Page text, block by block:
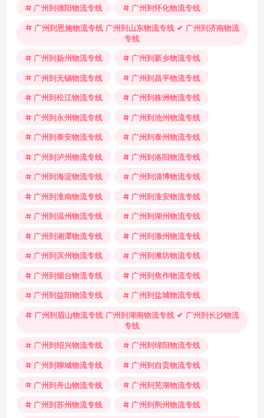
广州到德阳物流专线
广州到怀化物流专线
广州到恩施物流专线 广州到山东物流专线 ✔ 广州到济南物流
专线
广州到扬州物流专线
广州到新乡物流专线
广州到无锡物流专线
广州到昌平物流专线
广州到松江物流专线
广州到株洲物流专线
广州到永州物流专线
广州到池州物流专线
广州到泰安物流专线
广州到泰州物流专线
广州到泸州物流专线
广州到洛阳物流专线
广州到海淀物流专线
广州到淄博物流专线
广州到淮南物流专线
广州到淮安物流专线
广州到温州物流专线
广州到湖州物流专线
广州到湘潭物流专线
广州到滁州物流专线
广州到滨州物流专线
广州到潍坊物流专线
广州到烟台物流专线
广州到焦作物流专线
广州到益阳物流专线
广州到盐城物流专线
广州到眉山物流专线 广州到湖南物流专线 ✔ 广州到长沙物流
专线
广州到绍兴物流专线
广州到绵阳物流专线
广州到聊城物流专线
广州到自贡物流专线
广州到舟山物流专线
广州到芜湖物流专线
广州到苏州物流专线
广州到荆州物流专线